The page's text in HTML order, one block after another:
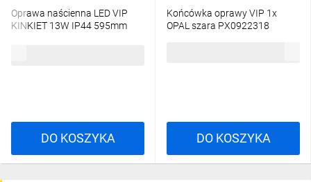
Oprawa naścienna LED VIP
KINKIET 13W IP44 595mm
DO KOSZYKA
Końcówka oprawy VIP 1x
OPAL szara PX0922318
DO KOSZYKA